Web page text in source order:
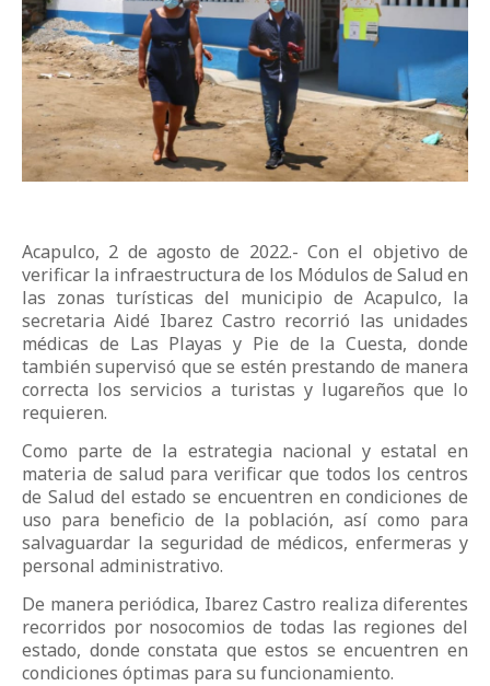
Acapulco, 2 de agosto de 2022.- Con el objetivo de
verificar la infraestructura de los Módulos de Salud en
las zonas turísticas del municipio de Acapulco, la
secretaria Aidé Ibarez Castro recorrió las unidades
médicas de Las Playas y Pie de la Cuesta, donde
también supervisó que se estén prestando de manera
correcta los servicios a turistas y lugareños que lo
requieren.
Como parte de la estrategia nacional y estatal en
materia de salud para verificar que todos los centros
de Salud del estado se encuentren en condiciones de
uso para beneficio de la población, así como para
salvaguardar la seguridad de médicos, enfermeras y
personal administrativo.
De manera periódica, Ibarez Castro realiza diferentes
recorridos por nosocomios de todas las regiones del
estado, donde constata que estos se encuentren en
condiciones óptimas para su funcionamiento.